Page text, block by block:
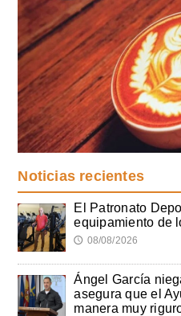
Noticias recientes
El Patronato
equipamiento de
🕔 08/08/2026
Ángel García
asegura que el
manera muy